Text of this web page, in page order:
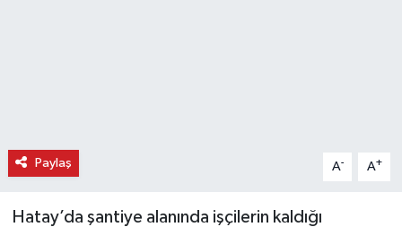
Paylaş A- A+
Hatay’da şantiye alanında işçilerin kaldığı